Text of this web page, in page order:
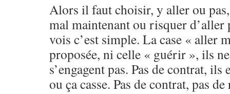
Alors il faut choisir, y aller ou
mal maintenant ou risquer
vois c’est simple. La case « aller
proposée, ni celle « guérir », ils
s’engagent pas. Pas de contrat, ils
ou ça casse. Pas de contrat, pas